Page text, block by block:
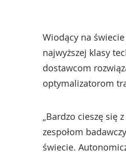
Wiodący na
najwyższej klasy
dostawcom
optymalizatorom
„Bardzo cieszę się
zespołom
świecie.